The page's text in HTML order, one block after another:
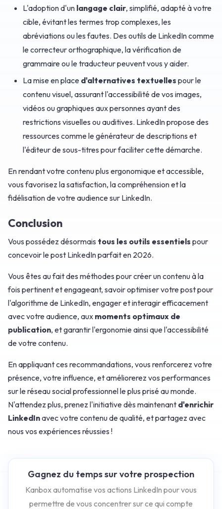
L'adoption d'un langage clair, simplifié, adapté à votre
cible, évitant les termes trop complexes, les
abréviations ou les fautes. Des outils de LinkedIn comme
le correcteur orthographique, la vérification de
grammaire ou le traducteur peuvent vous y aider.
La mise en place d'alternatives textuelles pour le
contenu visuel, assurant l'accessibilité de vos images,
vidéos ou graphiques aux personnes ayant des
restrictions visuelles ou auditives. LinkedIn propose des
ressources comme le générateur de descriptions et
l'éditeur de sous-titres pour faciliter cette démarche.
En rendant votre contenu plus ergonomique et accessible,
vous favorisez la satisfaction, la compréhension et la
fidélisation de votre audience sur LinkedIn.
Conclusion
Vous possédez désormais tous les outils essentiels pour
concevoir le post LinkedIn parfait en 2026.
Vous êtes au fait des méthodes pour créer un contenu à la
fois pertinent et engageant, savoir optimiser votre post pour
l'algorithme de LinkedIn, engager et interagir efficacement
avec votre audience, aux moments optimaux de
publication, et garantir l'ergonomie ainsi que l'accessibilité
de votre contenu.
En appliquant ces recommandations, vous renforcerez votre
présence, votre influence, et améliorerez vos performances
sur le réseau social professionnel le plus prisé au monde.
N'attendez plus, prenez l'initiative dès maintenant d'enrichir
LinkedInavec votre contenu de qualité, et partagez avec
nous vos expériences réussies !
Gagnez du temps sur votre prospection
Kanbox automatise vos actions LinkedIn pour vous
permettre de vous concentrer sur ce qui compte